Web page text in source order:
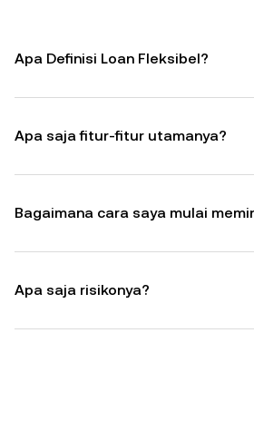
Apa Definisi Loan Fleksibel?
Apa saja fitur-fitur utamanya?
Bagaimana cara saya mulai
Apa saja risikonya?